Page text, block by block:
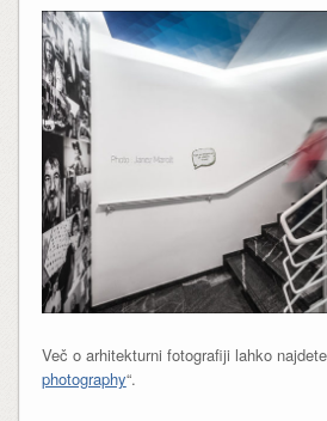
Več o arhitekturni fotografiji lahko
photography“.